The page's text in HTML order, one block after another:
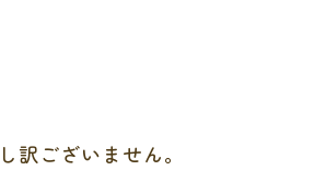
訳ございません。